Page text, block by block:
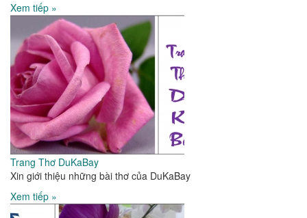
Xem tiếp »
Trang Thơ DuKaBay
Xin giới thiệu những bài thơ của DuKaBay
Xem tiếp »